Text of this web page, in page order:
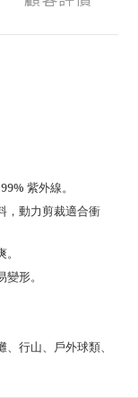
紫外線。
，動力剪裁適合衝
形。
行山、戶外球類、